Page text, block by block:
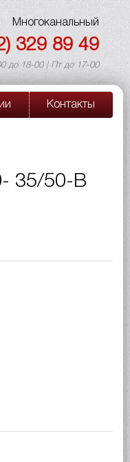
Многоканальный
329 89 49
до 18-00 | Пт до 17-00
Контакты
35/50-В